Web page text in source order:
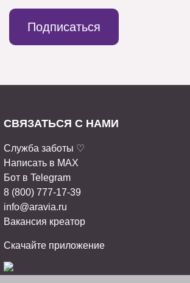
Подписаться
СВЯЗАТЬСЯ С НАМИ
Служба заботы ♡
Написать в MAX
Бот в Telegram
8 (800) 777-17-39
info@aravia.ru
Вакансия креатор
Скачайте приложение